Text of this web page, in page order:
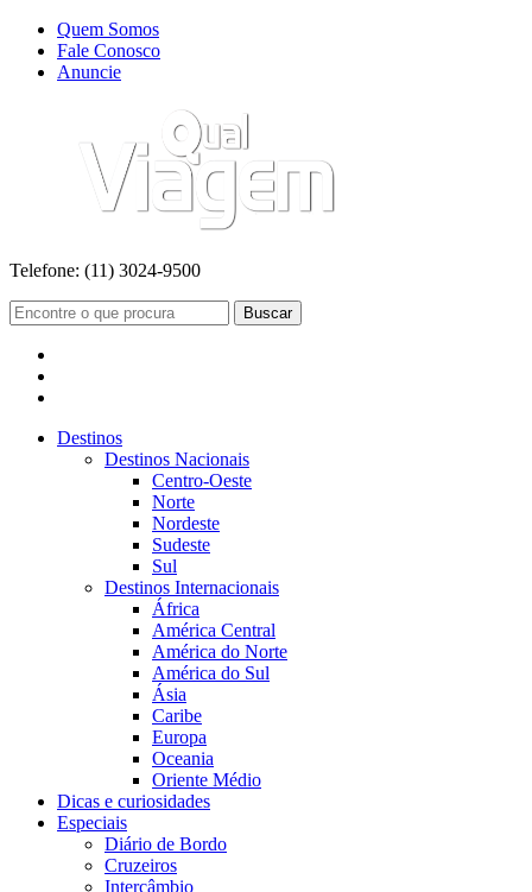
Quem Somos
Fale Conosco
Anuncie
Telefone: (11) 3024-9500
Buscar
Destinos
Destinos Nacionais
Centro-Oeste
Norte
Nordeste
Sudeste
Sul
Destinos Internacionais
África
América Central
América do Norte
América do Sul
Ásia
Caribe
Europa
Oceania
Oriente Médio
Dicas e curiosidades
Especiais
Diário de Bordo
Cruzeiros
Intercâmbio